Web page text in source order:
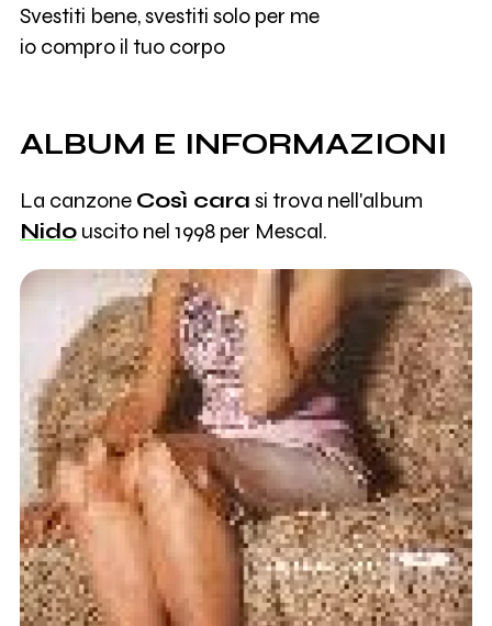
Svestiti bene, svestiti solo per me
io compro il tuo corpo
ALBUM E INFORMAZIONI
La canzone Così cara si trova nell'album
Nidouscito nel 1998 per Mescal.